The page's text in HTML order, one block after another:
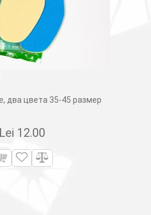
два цвета 35-45 размер
Lei 12.00